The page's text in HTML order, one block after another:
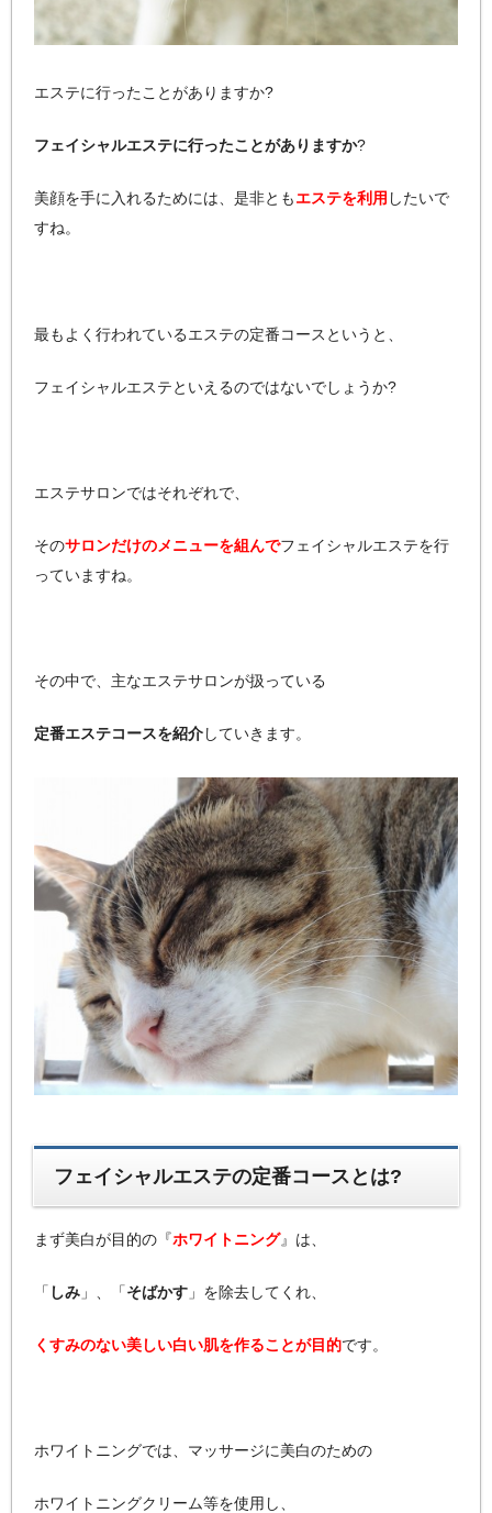
エステに行ったことがありますか?
フェイシャルエステに行ったことがありますか?
美顔を手に入れるためには、是非ともエステを利用 したいで
すね。
最もよく行われているエステの定番コースというと、
フェイシャルエステといえるのではないでしょうか?
エステサロンではそれぞれで、
そのサロンだけのメニューを組んでフェイシャルエステを行
っていますね。
その中で、主なエステサロンが扱っている
定番エステコースを紹介していきます。
フェイシャルエステの定番コースとは?
まず美白が目的の『ホワイトニング』は、
「 しみ 」、「そばかす 」を除去してくれ、
くすみのない美しい白い肌を作ることが目的です。
ホワイトニングでは、マッサージに美白のための
ホワイトニングクリーム等を使用し、